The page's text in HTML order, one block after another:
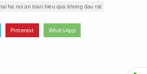
ha noi an toan hieu qua khong dau rat
Pinterest WhatsApp